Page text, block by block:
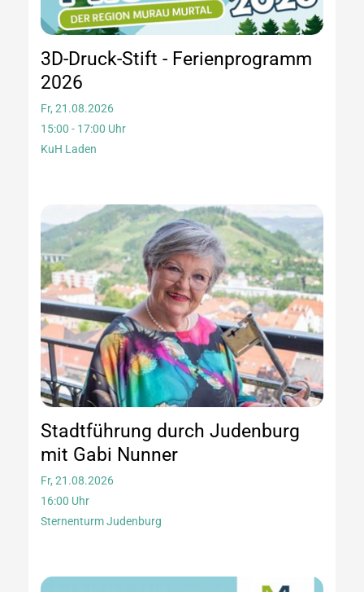
3D-Druck-Stift - Ferienprogramm
2026
Fr, 21.08.2026
15:00 - 17:00 Uhr
KuH Laden
Stadtführung durch Judenburg
mit Gabi Nunner
Fr, 21.08.2026
16:00 Uhr
Sternenturm Judenburg